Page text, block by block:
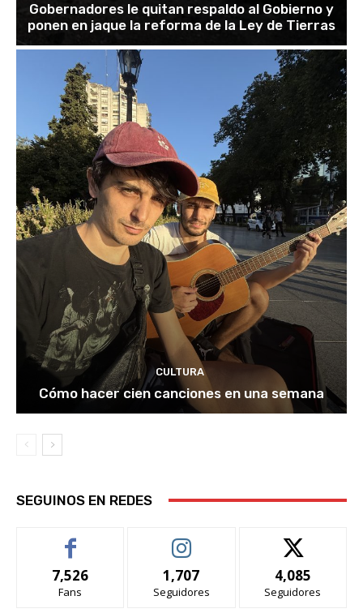
Gobernadores le quitan respaldo al Gobierno y
ponen en jaque la reforma de la Ley de Tierras
CULTURA
Cómo hacer cien canciones en una semana
SEGUINOS EN REDES
7,526
Fans
1,707
Seguidores
4,085
Seguidores